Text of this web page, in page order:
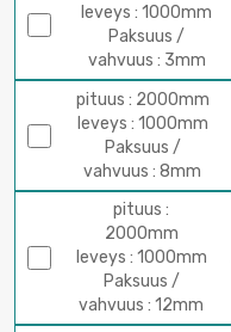
leveys : 1000mm
Paksuus /
vahvuus : 3mm
pituus : 2000mm
leveys : 1000mm
Paksuus /
vahvuus : 8mm
pituus :
2000mm
leveys : 1000mm
Paksuus /
vahvuus : 12mm